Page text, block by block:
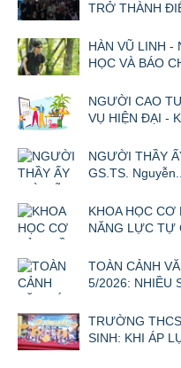
TRỞ THÀNH
HÀN VŨ LINH -
HỌC VÀ BÁO
NGƯỜI CAO
VỤ HIỆN ĐẠI -
NGƯỜI THẦY
GS.TS.
KHOA HỌC
NĂNG LỰC TỰ
TOÀN CẢNH
5/2026: NHIỀU
TRƯỜNG
SINH: KHI ÁP